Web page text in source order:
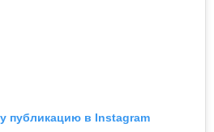
публикацию в Instagram